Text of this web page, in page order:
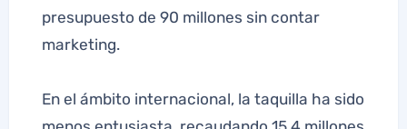
presupuesto de 90 millones sin contar
marketing.
En el ámbito internacional, la taquilla ha sido